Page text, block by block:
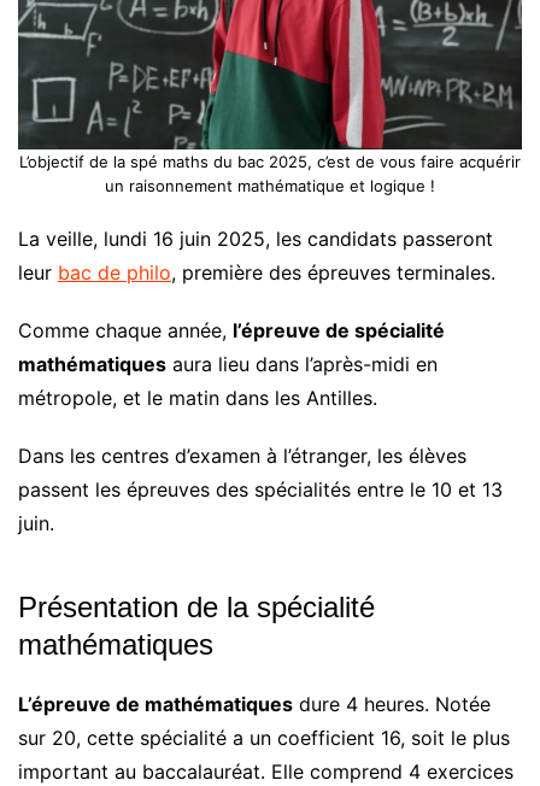
L’objectif de la spé maths du bac 2025, c’est de vous faire acquérir
un raisonnement mathématique et logique !
La veille, lundi 16 juin 2025, les candidats passeront
leur bac de philo, première des épreuves terminales.
Comme chaque année, l’épreuve de spécialité
mathématiques aura lieu dans l’après-midi en
métropole, et le matin dans les Antilles.
Dans les centres d’examen à l’étranger, les élèves
passent les épreuves des spécialités entre le 10 et 13
juin.
Présentation de la spécialité
mathématiques
L’épreuve de mathématiques dure 4 heures. Notée
sur 20, cette spécialité a un coefficient 16, soit le plus
important au baccalauréat. Elle comprend 4 exercices